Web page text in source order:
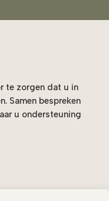
te zorgen dat u in
Samen bespreken
u ondersteuning